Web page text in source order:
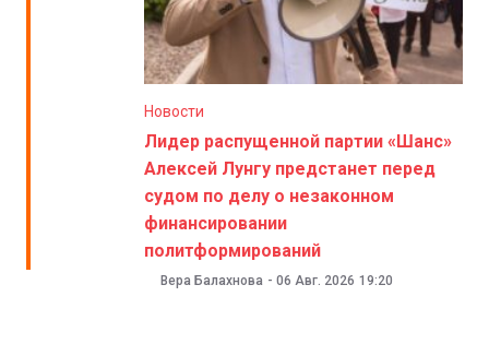
Новости
Лидер распущенной партии «Шанс»
Алексей Лунгу предстанет перед
судом по делу о незаконном
финансировании
политформирований
Вера Балахнова - 06 Авг. 2026 19:20